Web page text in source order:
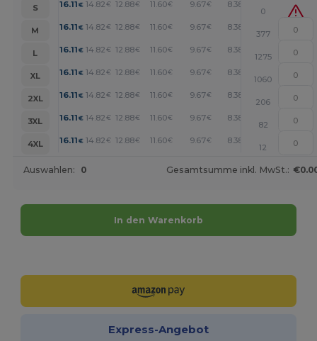
S 16.11 € 14.82 € 12.88€ 11.60€ 9.67€ 8.38 +
0
M
16.11 € 14.82 € 12.88€ 11.60€ 9.67€ 8.38 +
377
L
16.11 € 14.82 € 12.88€ 11.60€ 9.67€ 8.38 +
1275
XL
16.11 € 14.82 € 12.88€ 11.60€ 9.67€ 8.38 +
1060
2XL
16.11 € 14.82 € 12.88€ 11.60€ 9.67€ 8.38 +
206
3XL
16.11 € 14.82 € 12.88€ 11.60€ 9.67€ 8.38 +
82
4XL
16.11 € 14.82 € 12.88€ 11.60€ 9.67€ 8.38 +
12
Auswahlen: 0 Gesamtsumme inkl. MwSt.:
In den Warenkorb
Express-Angebot